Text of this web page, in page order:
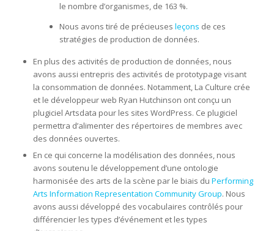
le nombre d’organismes, de 163 %.
Nous avons tiré de précieuses leçons de ces
stratégies de production de données.
En plus des activités de production de données, nous
avons aussi entrepris des activités de prototypage visant
la consommation de données. Notamment, La Culture crée
et le développeur web Ryan Hutchinson ont conçu un
plugiciel Artsdata pour les sites WordPress. Ce plugiciel
permettra d’alimenter des répertoires de membres avec
des données ouvertes.
En ce qui concerne la modélisation des données, nous
avons soutenu le développement d’une ontologie
harmonisée des arts de la scène par le biais du Performing
Arts Information Representation Community Group. Nous
avons aussi développé des vocabulaires contrôlés pour
différencier les types d’événement et les types